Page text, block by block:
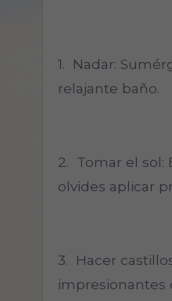
1. Nadar:
relajante baño.
2. Tomar el sol:
olvides aplicar
3. Hacer
impresionantes